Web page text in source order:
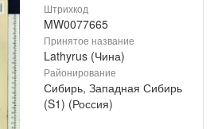
Штрихкод
MW0077665
Принятое название
Lathyrus (Чина)
Районирование
Сибирь, Западная Сибирь
(S1) (Россия)